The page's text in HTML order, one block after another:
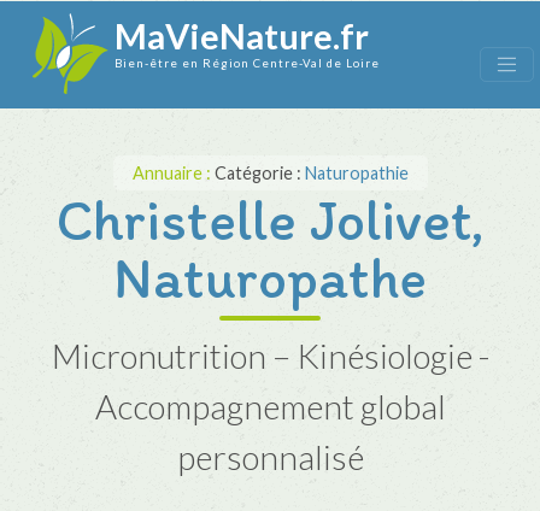
MaVieNature.fr
Bien-être en Région Centre-Val de Loire
Annuaire : Catégorie : Naturopathie
Christelle Jolivet,
Naturopathe
Micronutrition – Kinésiologie -
Accompagnement global
personnalisé